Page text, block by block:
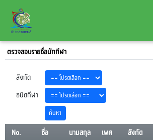
ตรวจสอบรายชื่อนักกีฬา
สังกัด
ชนิดกีฬา
No. ชื่อ นามสกุล เพศ สังกัด